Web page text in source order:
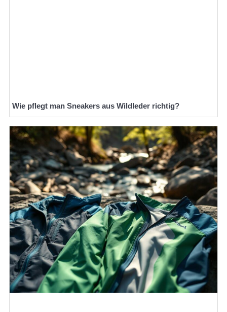
Wie pflegt man Sneakers aus Wildleder richtig?